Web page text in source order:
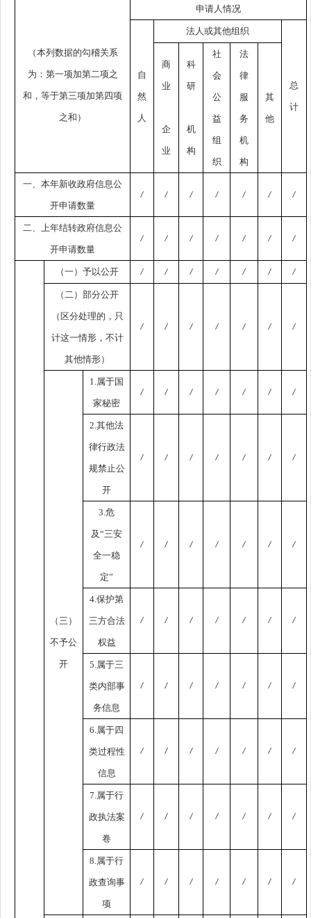
（本列数据的勾稽关系
为：第一项加第二项之
和，等于第三项加第四项
之和）
申请人情况
自
然
人
法人或其他组织
总
计
商
业
科
研
社
会
公
益
组
织
法
律
服
务
机
构
其
他
企
业
机
构
一、本年新收政府信息公
开申请数量
/ / / / / / /
二、上年结转政府信息公
开申请数量
/ / / / / / /
（一）予以公开 / / / / / / /
（二）部分公开
（区分处理的，只
计这一情形，不计
其他情形）
/ / / / / / /
（三）
不予公
开
1.属于国
家秘密
/ / / / / / /
2.其他法
律行政法
规禁止公
开
/ / / / / / /
3.危
及“三安
全一稳
定”
/ / / / / / /
4.保护第
三方合法
权益
/ / / / / / /
5.属于三
类内部事
务信息
/ / / / / / /
6.属于四
类过程性
信息
/ / / / / / /
7.属于行
政执法案
卷
/ / / / / / /
8.属于行
政查询事
项
/ / / / / / /